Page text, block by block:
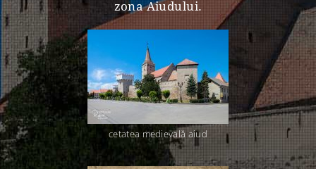
zona Aiudului.
cetatea medievală aiud